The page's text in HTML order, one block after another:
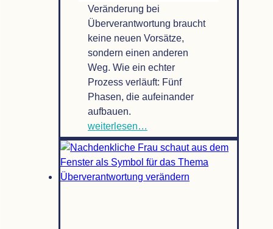
Veränderung bei
Überverantwortung braucht
keine neuen Vorsätze,
sondern einen anderen
Weg. Wie ein echter
Prozess verläuft: Fünf
Phasen, die aufeinander
aufbauen.
weiterlesen…
ver­
ant­
wor­
tung